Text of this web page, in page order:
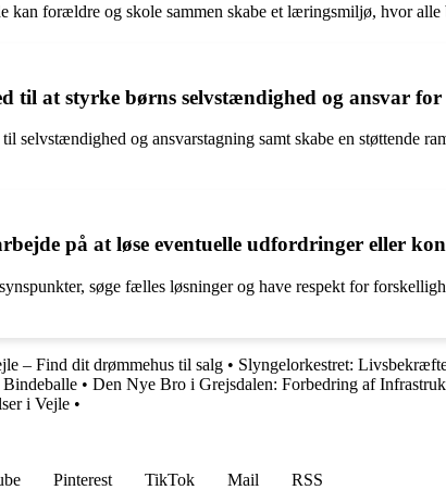
kan forældre og skole sammen skabe et læringsmiljø, hvor
til at styrke børns selvstændighed og ansvar
selvstændighed og ansvarstagning samt skabe en støttende
på at løse eventuelle udfordringer eller
søge fælles løsninger og have respekt for
– Find dit drømmehus til salg • Slyngelorkestret:
• Den Nye Bro i Grejsdalen: Forbedring af
i Vejle •
Pinterest TikTok Mail
RSS